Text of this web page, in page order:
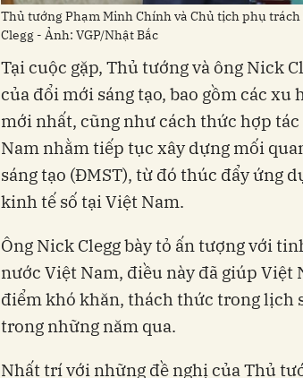
Thủ tướng Phạm Minh Chính và Chủ tịch phụ
Clegg - Ảnh: VGP/Nhật Bắc
Tại cuộc gặp, Thủ tướng và ông Nick
của đổi mới sáng tạo, bao gồm các
mới nhất, cũng như cách thức hợp
Nam nhằm tiếp tục xây dựng mối
sáng tạo (ĐMST), từ đó thúc đẩy ứng
kinh tế số tại Việt Nam.
Ông Nick Clegg bày tỏ ấn tượng với
nước Việt Nam, điều này đã giúp Việt
điểm khó khăn, thách thức trong lịch
trong những năm qua.
Nhất trí với những đề nghị của Thủ